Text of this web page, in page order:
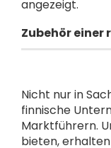
angezeigt.
Zubehör einer
Nicht nur in
finnische
Marktführern.
bieten, erhalten